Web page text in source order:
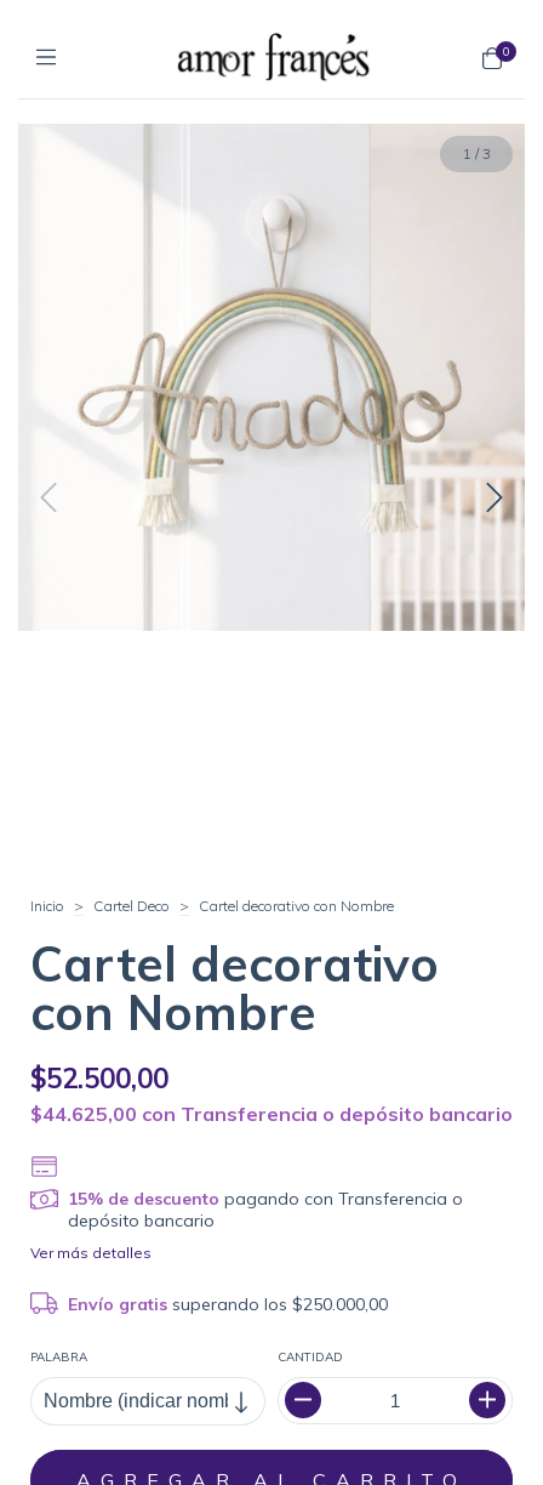
0
1 /3
Inicio > Cartel Deco > Cartel decorativo con Nombre
Cartel decorativo
con Nombre
$52.500,00
$44.625,00 con Transferencia o depósito bancario
15% de descuento pagando con Transferencia o
depósito bancario
Ver más detalles
Envío gratissuperando los$250.000,00
PALABRA CANTIDAD